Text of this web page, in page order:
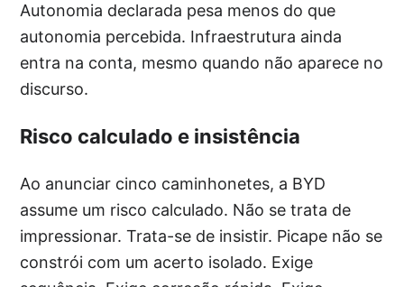
Autonomia declarada pesa menos do que
autonomia percebida. Infraestrutura ainda
entra na conta, mesmo quando não aparece no
discurso.
Risco calculado e insistência
Ao anunciar cinco caminhonetes, a BYD
assume um risco calculado. Não se trata de
impressionar. Trata-se de insistir. Picape não se
constrói com um acerto isolado. Exige